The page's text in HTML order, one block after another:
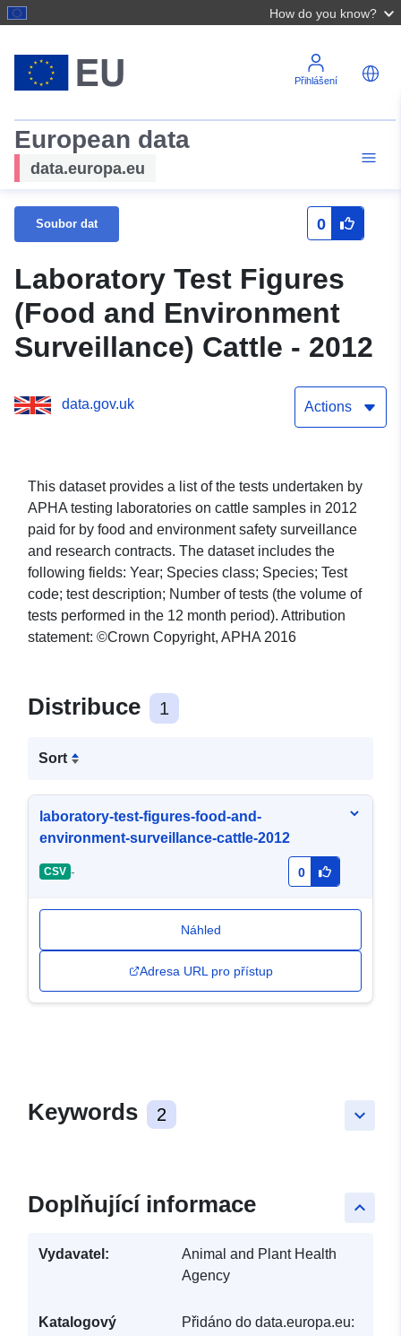
How do you know?
Přihlášení
European data
data.europa.eu
Soubor dat 0
Laboratory Test Figures
(Food and Environment
Surveillance) Cattle - 2012
data.gov.uk Actions
This dataset provides a list of the tests undertaken by
APHA testing laboratories on cattle samples in 2012
paid for by food and environment safety surveillance
and research contracts. The dataset includes the
following fields: Year; Species class; Species; Test
code; test description; Number of tests (the volume of
tests performed in the 12 month period). Attribution
statement: ©Crown Copyright, APHA 2016
Distribuce 1
Sort
laboratory-test-figures-food-and-
environment-surveillance-cattle-2012
CSV - 0
Náhled
Adresa URL pro přístup
keyboard_arrow_down
Keywords 2
keyboard_arrow_up
Doplňující informace
Vydavatel:
Animal and Plant Health
Agency
Katalogový
Přidáno do data.europa.eu: